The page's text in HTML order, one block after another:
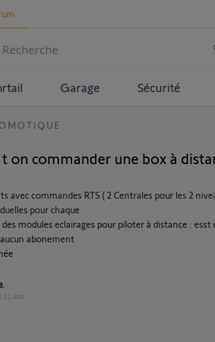
Garage Sécurité
on commander une box à
avec commandes RTS ( 2 Centrales pour les 2
pour chaque
modules eclairages pour piloter à distance :
abonement
11 ans